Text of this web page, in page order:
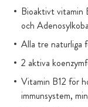
Bioaktivt vitamin
och
Alla tre naturliga
2 aktiva
Vitamin B12 för
immunsystem,